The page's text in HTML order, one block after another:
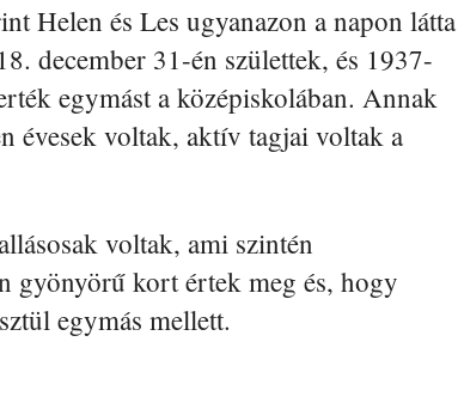
Helen és Les ugyanazon a napon látta
december 31-én születtek, és 1937-
egymást a középiskolában. Annak
évesek voltak, aktív tagjai voltak a
voltak, ami szintén
gyönyörű kort értek meg és, hogy
egymás mellett.